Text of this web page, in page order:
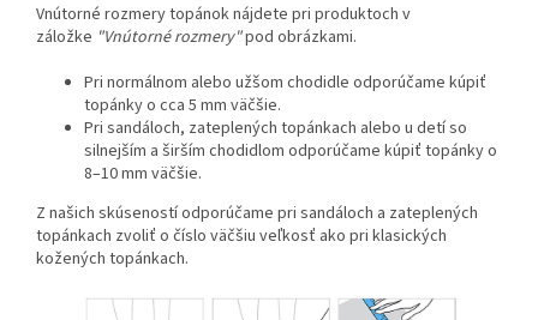
Vnútorné rozmery topánok nájdete pri produktoch v
záložke "Vnútorné rozmery"pod obrázkami.
Pri normálnom alebo užšom chodidle odporúčame kúpiť
topánky o cca 5 mm väčšie.
Pri sandáloch, zateplených topánkach alebo u detí so
silnejším a širším chodidlom odporúčame kúpiť topánky o
8–10 mm väčšie.
Z našich skúseností odporúčame pri sandáloch a zateplených
topánkach zvoliť o číslo väčšiu veľkosť ako pri klasických
kožených topánkach.